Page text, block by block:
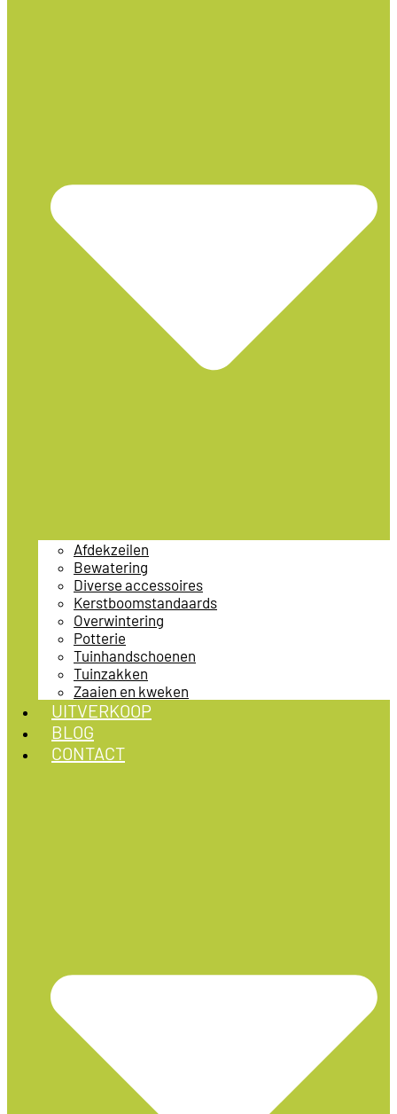
Afdekzeilen
Bewatering
Diverse accessoires
Kerstboomstandaards
Overwintering
Potterie
Tuinhandschoenen
Tuinzakken
Zaaien en kweken
UITVERKOOP
BLOG
CONTACT